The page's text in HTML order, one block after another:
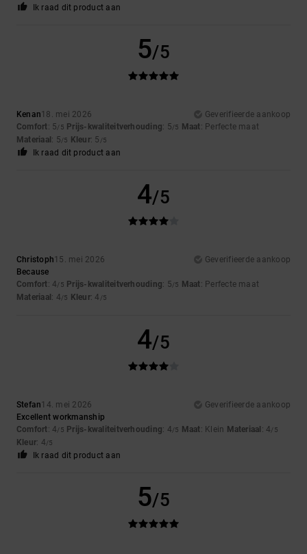
Ik raad dit product aan
5/5
Kenan18. mei 2026
Geverifieerde aankoop
Comfort: 5/5 Prijs-kwaliteitverhouding: 5/5 Maat: Perfecte maat
Materiaal: 5/5 Kleur: 5 /5
Ik raad dit product aan
4/5
Christoph15. mei 2026
Geverifieerde aankoop
Because
Comfort: 4/5 Prijs-kwaliteitverhouding: 5/5 Maat: Perfecte maat
Materiaal: 4/5 Kleur: 4 /5
4/5
Stefan14. mei 2026
Geverifieerde aankoop
Excellent workmanship
Comfort: 4/5 Prijs-kwaliteitverhouding: 4/5 Maat: Klein Materiaal : 4/5
Kleur: 4/5
Ik raad dit product aan
5/5